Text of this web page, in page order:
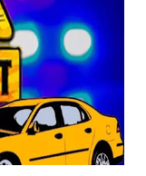
ആശുപത്രിയിൽ
സ്കൂളിൽ